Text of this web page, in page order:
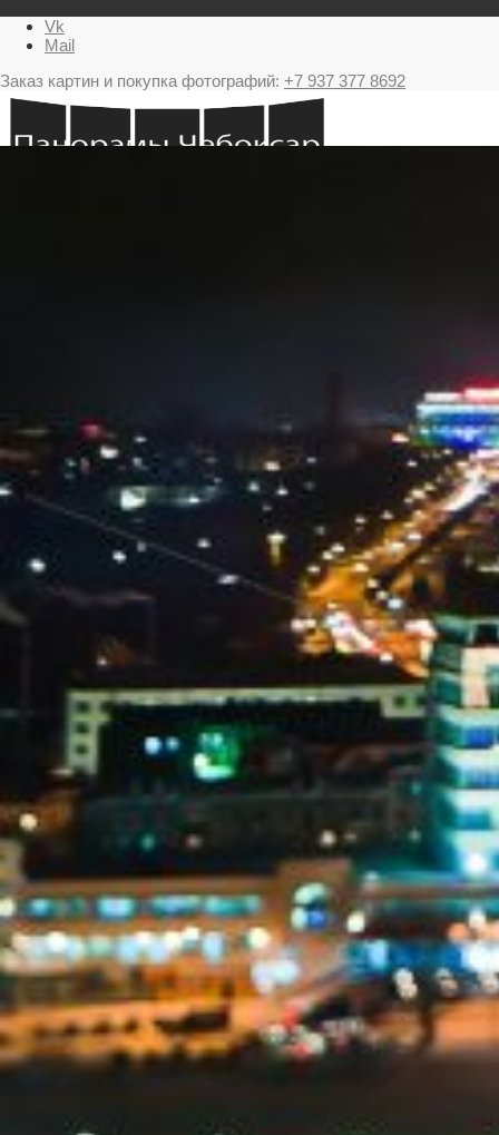
Vk
Mail
Заказ картин и покупка фотографий: +7 937 377 8692
Ночные Чебоксары фотографии и панорамы
Салюты Чебоксары
Вечерние Чебоксары
Фото Чебоксары
Чебоксарский залив
О нас
Авторы
Как купить или заказать фотографию?
Фото чебоксар
Фото Чебоксар, Новочебоксарска и окрестностей
Каталог фотографий ЧебоксарЛучшие фотографии
Чебоксар и окрестностей по временам года